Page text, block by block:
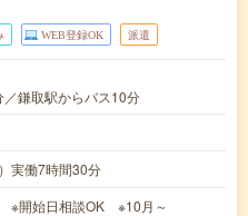
WEB登録OK 派遣
鎌取駅からバス10分
実働7時間30分
※開始日相談OK ※10月～